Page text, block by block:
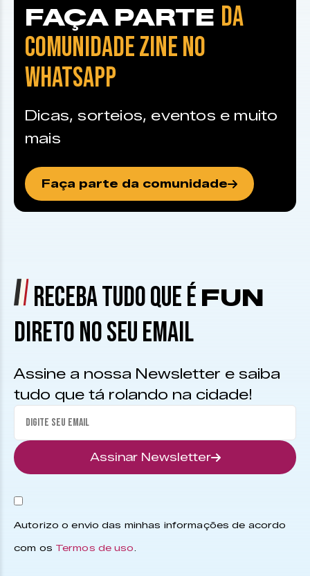
FAÇA PARTE DA
COMUNIDADE ZINE NO
WHATSAPP
Dicas, sorteios, eventos e muito
mais
Faça parte da comunidade
RECEBA TUDO QUE É FUN
DIRETO NO SEU EMAIL
Assine a nossa Newsletter e saiba
tudo que tá rolando na cidade!
Assinar Newsletter
Autorizo o envio das minhas informações de acordo
com os Termos de uso.